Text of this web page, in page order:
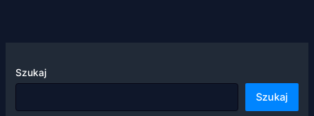
Szukaj
Szukaj